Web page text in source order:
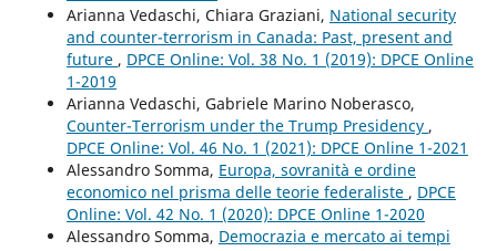
Arianna Vedaschi, Chiara Graziani, National security
and counter-terrorism in Canada: Past, present and
future , DPCE Online: Vol. 38 No. 1 (2019): DPCE Online
1-2019
Arianna Vedaschi, Gabriele Marino Noberasco,
Counter-Terrorism under the Trump Presidency ,
DPCE Online: Vol. 46 No. 1 (2021): DPCE Online 1-2021
Alessandro Somma, Europa, sovranità e ordine
economico nel prisma delle teorie federaliste , DPCE
Online: Vol. 42 No. 1 (2020): DPCE Online 1-2020
Alessandro Somma, Democrazia e mercato ai tempi